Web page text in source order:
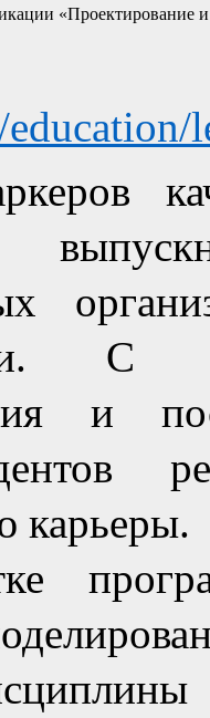
«Проектирование
С
и
карьеры.